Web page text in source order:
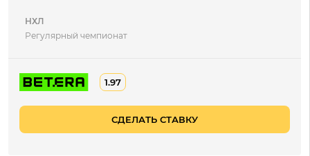
НХЛ
Регулярный чемпионат
1.97
СДЕЛАТЬ СТАВКУ